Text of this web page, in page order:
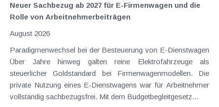
Neuer Sachbezug ab 2027 für E-Firmenwagen und die
Rolle von Arbeitnehmer​­beiträgen
August 2026
Paradigmenwechsel bei der Besteuerung von E-Dienstwagen
Über Jahre hinweg galten reine Elektrofahrzeuge als
steuerlicher Goldstandard bei Firmenwagenmodellen. Die
private Nutzung eines E-Dienstwagens war für Arbeitnehmer
vollständig sachbezugsfrei. Mit dem Budgetbegleitgesetz...